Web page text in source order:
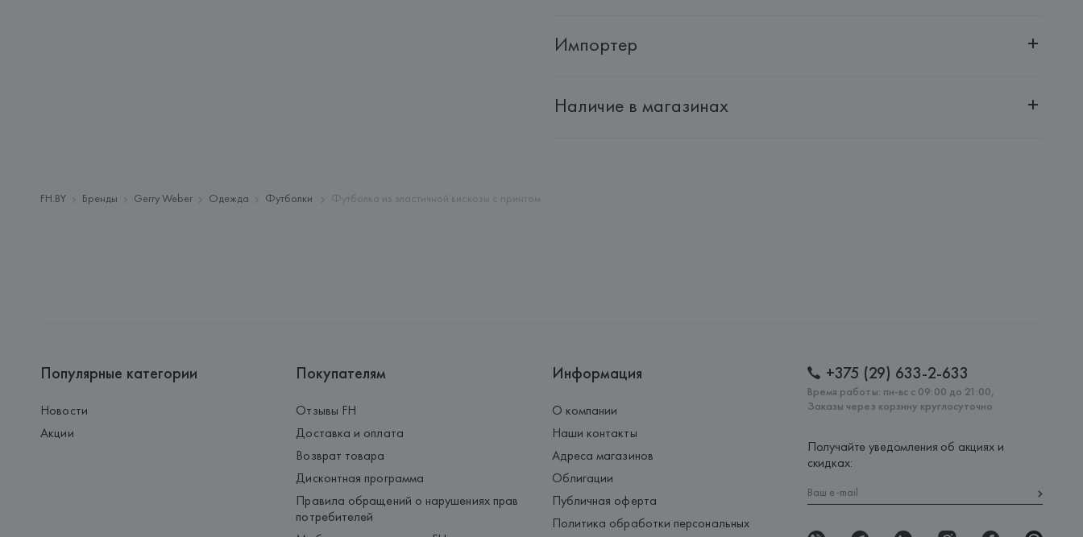
Импортер
Адрес: Республика Беларусь, 220030, г. Минск, ул. Немига, 5, пом. 39
Наличие в магазинах
FH.BY Бренды Gerry Weber Одежда Футболки Футболка из эластичной вискозы с принтом
Популярные категории
Новости
Акции
Покупателям
Отзывы FH
Доставка и оплата
Возврат товара
Дисконтная программа
Правила обращений о нарушениях прав
потребителей
Информация
О компании
Наши контакты
Адреса магазинов
Облигации
Публичная оферта
Политика обработки персональных
+375 (29) 633-2-633
Время работы: пн-вс с 09:00 до 21:00,
Заказы через корзину круглосуточно
Получайте уведомления об акциях и
скидках: